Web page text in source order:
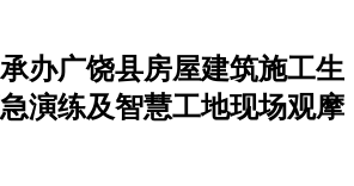
办广饶县房屋建筑施工生
演练及智慧工地现场观摩